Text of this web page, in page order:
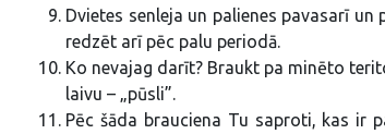
Dvietes senleja un palienes pavasarī
redzēt arī pēc palu periodā.
Ko nevajag darīt? Braukt pa minēto
laivu – „pūsli”.
Pēc šāda brauciena Tu saproti, kas ir